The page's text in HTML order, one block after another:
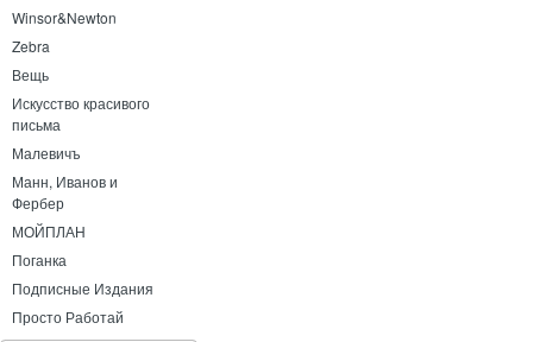
Winsor&Newton
Zebra
Вещь
Искусство красивого
письма
Малевичъ
Манн, Иванов и
Фербер
МОЙПЛАН
Поганка
Подписные Издания
Просто Работай